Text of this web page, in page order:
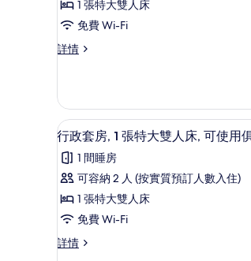
樂
部
酒
(Executive,
High
Floor)
的
相
片
部
酒
廊
(Executive,
情
房,
1
張
雙
人
床,
城
市
景
的
相
1 張特大雙人床
免費 Wi-Fi
詳情
高
1
張
特
大
雙
人
城
市
詳
載
入
所
有
行
套
迷你吧
4
行政套房, 1 張特大雙人床, 可使用
1 間睡房
可容納 2 人 (按實質預訂人數入住)
1 張特大雙人床
免費 Wi-Fi
詳情
行